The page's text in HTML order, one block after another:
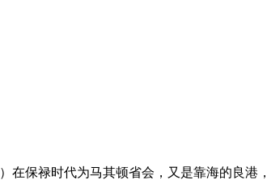
在保禄时代为马其顿省会，又是靠海的良